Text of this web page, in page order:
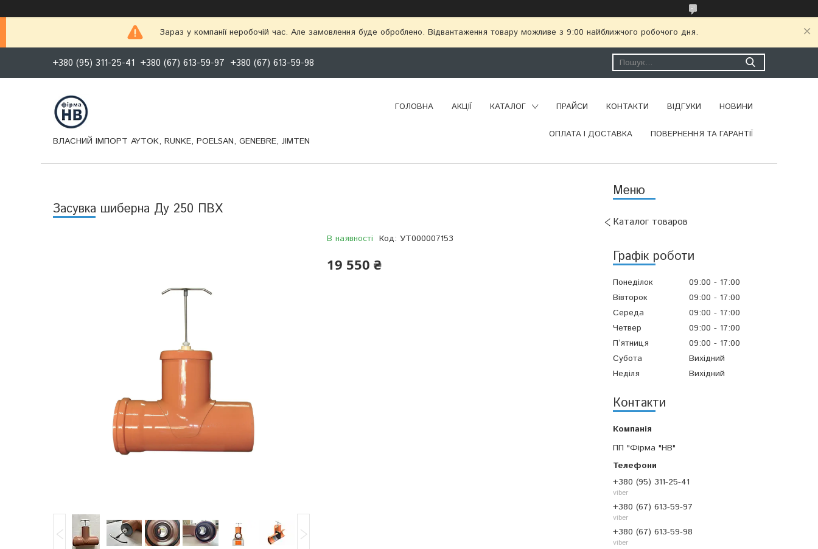
Зараз у компанії неробочій час. Але замовлення буде оброблено. Відвантаження товару можливе з 9:00 найближчого робочого дня.
+380 (95) 311-25-41 +380 (67) 613-59-97 +380 (67) 613-59-98
ВЛАСНИЙ ІМПОРТ AYTOK, RUNKE, POELSAN, GENEBRE, JIMTEN
ГОЛОВНА АКЦІЇ КАТАЛОГ ПРАЙСИ КОНТАКТИ ВІДГУКИ НОВИНИ
ОПЛАТА І ДОСТАВКА ПОВЕРНЕННЯ ТА ГАРАНТІЇ
Каталог товаров
Графік роботи
Понеділок 09:00
17:00
Вівторок
09:00
17:00
Середа
09:00
17:00
Четвер
09:00
17:00
Пʼятниця
09:00
17:00
Субота
Вихідний
Неділя
Вихідний
Контакти
ПП "Фірма "НВ"
+380 (95) 311-25-41
viber
+380 (67) 613-59-97
viber
+380 (67) 613-59-98
viber
Засувка шиберна Ду 250 ПВХ
В наявності Код: УТ000007153
19 550 ₴